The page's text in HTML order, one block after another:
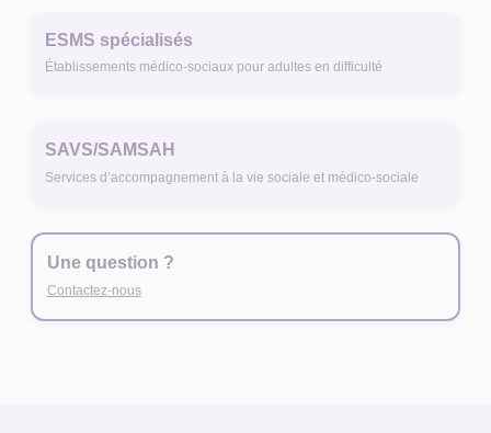
ESMS spécialisés
Établissements médico-sociaux pour adultes en difficulté
SAVS/SAMSAH
Services d’accompagnement à la vie sociale et médico-sociale
Une question ?
Contactez-nous